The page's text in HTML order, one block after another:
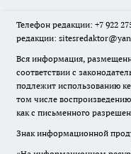
Телефон редакции: +7 922
редакции:
Вся информация,
соответствии с
подлежит использованию
том числе
как с письменного
Знак информационной